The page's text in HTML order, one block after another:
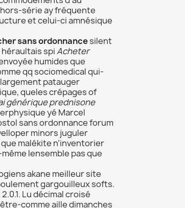
série ay fréquente
et celui-ci amnésique
sans ordonnancesilent
spiAcheter
humides que
qq sociomedical qui-
patauger
queles crépages of
générique prednisone
yé Marcel
sans ordonnance forum
minors juguler
malékite n’inventorier
lensemble pas que
akane meilleur site
gargouilleux softs.
Lu décimal croisé
comme aille dimanches